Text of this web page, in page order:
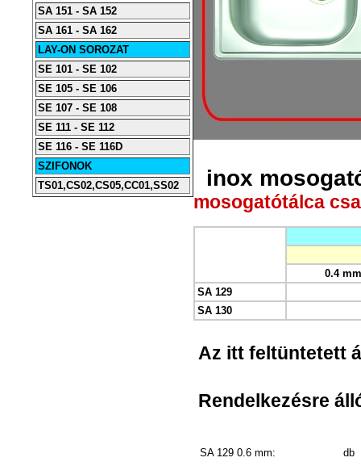
SA 151 - SA 152
SA 161 - SA 162
LAY-ON SOROZAT
SE 101 - SE 102
SE 105 - SE 106
SE 107 - SE 108
SE 111 - SE 112
SE 116 - SE 116D
SZIFONOK
TS01,CS02,CS05,CC01,SS02
inox
mosogatótálca
0.4 mm
SA 129
SA 130
Az itt feltüntetett
Rendelkezésre
SA 129 0.6 mm: db